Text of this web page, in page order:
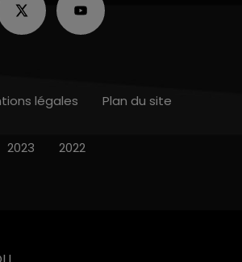
légales Plan du site
2023 2022